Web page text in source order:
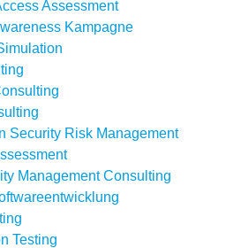
Assessment
Kampagne
Security Risk Management
Management Consulting
Testing